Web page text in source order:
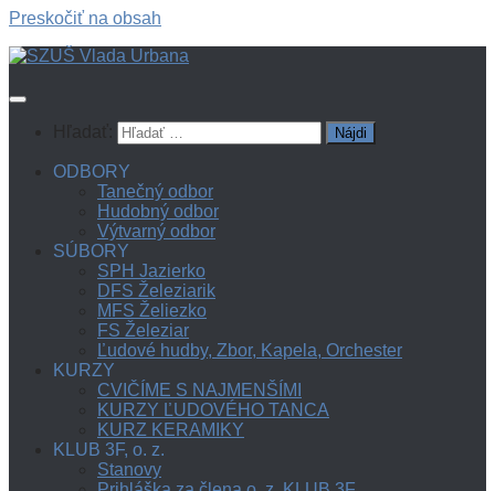
Preskočiť na obsah
ODBORY
Tanečný odbor
Hudobný odbor
Výtvarný odbor
SÚBORY
SPH Jazierko
DFS Železiarik
MFS Želiezko
FS Železiar
Ľudové hudby, Zbor, Kapela, Orchester
KURZY
CVIČÍME S NAJMENŠÍMI
KURZY ĽUDOVÉHO TANCA
KURZ KERAMIKY
KLUB 3F, o. z.
Stanovy